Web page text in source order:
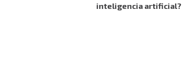
inteligencia artificial?